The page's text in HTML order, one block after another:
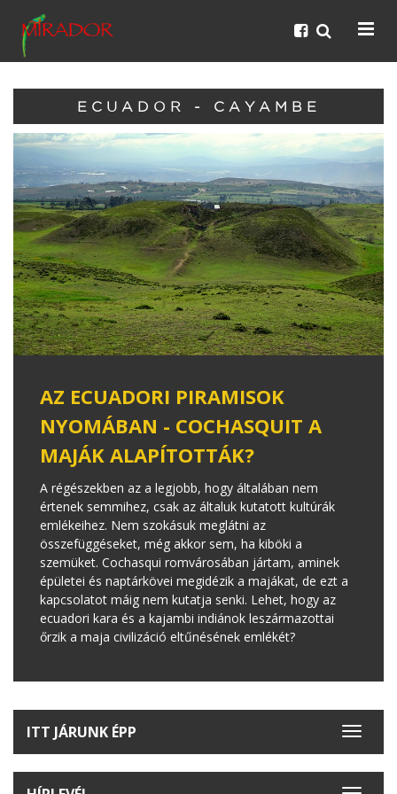
ECUADOR - CAYAMBE
AZ ECUADORI PIRAMISOK
NYOMÁBAN - COCHASQUIT A
MAJÁK ALAPÍTOTTÁK?
A régészekben az a legjobb, hogy általában nem
értenek semmihez, csak az általuk kutatott kultúrák
emlékeihez. Nem szokásuk meglátni az
összefüggéseket, még akkor sem, ha kiböki a
szemüket. Cochasqui romvárosában jártam, aminek
épületei és naptárkövei megidézik a majákat, de ezt a
kapcsolatot máig nem kutatja senki. Lehet, hogy az
ecuadori kara és a kajambi indiánok leszármazottai
őrzik a maja civilizáció eltűnésének emlékét?
Toggle
ITT JÁRUNK ÉPP